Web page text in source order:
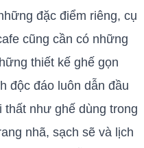
đặc điểm riêng, cụ
cũng cần có những
thiết kế ghế gọn
độc đáo luôn dẫn đầu
như ghế dùng trong
nhã, sạch sẽ và lịch